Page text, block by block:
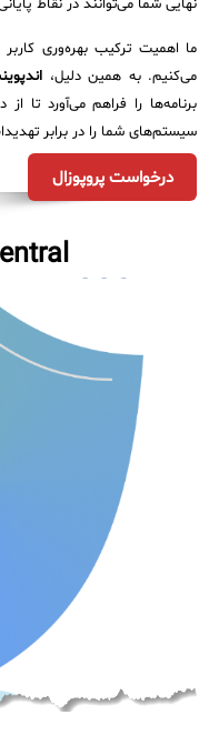
نهایی شما می‌توانند در نقاط
ما اهمیت ترکیب بهره‌وری
می‌کنیم. به همین دلیل،
برنامه‌ها را فراهم می‌آورد تا
سیستم‌های شما را در برابر
درخواست پروپوزال